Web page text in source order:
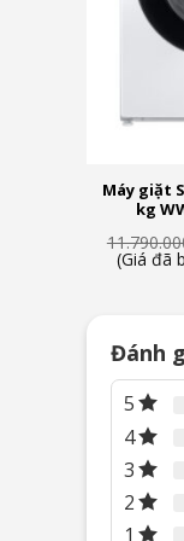
– Máy giặt
– Máy
Máy giặt
kg
(Giá đã
Đánh
5
4
3
2
1